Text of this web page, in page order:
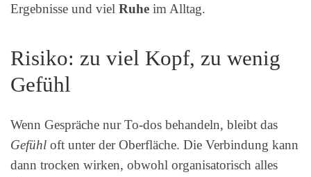
Ergebnisse und viel Ruhe im Alltag.
Risiko: zu viel Kopf, zu wenig
Gefühl
Wenn Gespräche nur To‑dos behandeln, bleibt das
Gefühl oft unter der Oberfläche. Die Verbindung kann
dann trocken wirken, obwohl organisatorisch alles